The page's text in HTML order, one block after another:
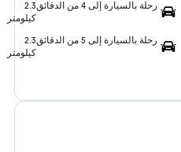
رحلة بالسيارة إلى 4 من الدقائق
2.3
كيلومتر
رحلة بالسيارة إلى 5 من الدقائق
2.3
كيلومتر